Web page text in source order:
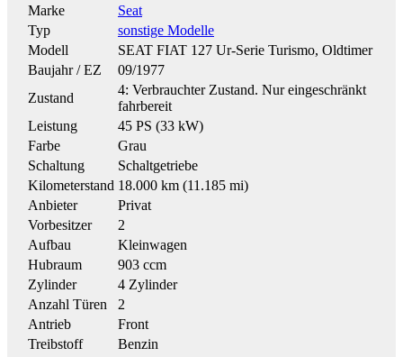
Marke
Seat
Typ
sonstige Modelle
Modell
SEAT FIAT 127 Ur-Serie Turismo, Oldtimer
Baujahr / EZ
09/1977
Zustand
4: Verbrauchter Zustand. Nur eingeschränkt
fahrbereit
Leistung
45 PS (33 kW)
Farbe
Grau
Schaltung
Schaltgetriebe
Kilometerstand 18.000 km (11.185 mi)
Anbieter
Privat
Vorbesitzer
2
Aufbau
Kleinwagen
Hubraum
903 ccm
Zylinder
4 Zylinder
Anzahl Türen
2
Antrieb
Front
Treibstoff
Benzin